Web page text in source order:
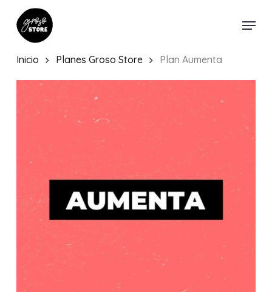
main
Menu
Inicio Planes Groso Store Plan Aumenta